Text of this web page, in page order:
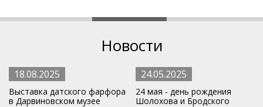
Новости
18.08.2025
Выставка датского фарфора
в Дарвиновском музее
24.05.2025
24 мая - день рождения
Шолохова и Бродского